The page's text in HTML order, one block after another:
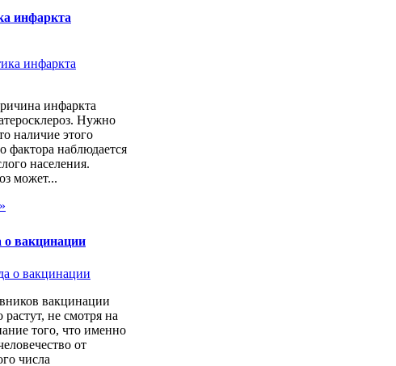
инфаркта
инфаркта
Нужно
наличие этого
фактора наблюдается
населения.
может...
о вакцинации
вакцинации
не смотря на
того, что именно
от
числа